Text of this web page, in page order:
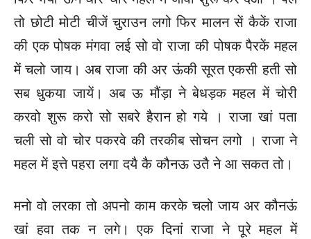
तो छोटी मोटी चीजें चुराउन लगो फिर मालन सें कैकें राजा
की एक पोषक मंगवा लई सो वो राजा की पोषक पैरकें महल
में चलो जाय। अब राजा की अर ऊंकी सूरत एकसी हती सो
सब धुकया जायें। अब ऊ मौंड़ा ने बेधड़क महल में चोरी
करवो शुरू करो सो सबरे हैरान हो गये । राजा खां पता
चली सो वो चोर पकरवे की तरकीब सोचन लगो । राजा ने
महल में इत्ते पहरा लगा दयै कै कौनऊ उतै ने आ सकत तो।
मनो वो लरका तो अपनो काम करके चलो जाय अर कौनऊं
खां हवा तक न लगे। एक दिनां राजा ने पूरे महल में